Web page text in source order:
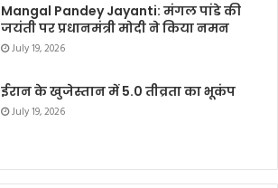
Mangal Pandey Jayanti: मंगल पांडे की
जयंती पर प्रधानमंत्री मोदी ने किया नमन
July 19, 2026
ईरान के खुजेस्तान में 5.0 तीव्रता का भूकंप
July 19, 2026